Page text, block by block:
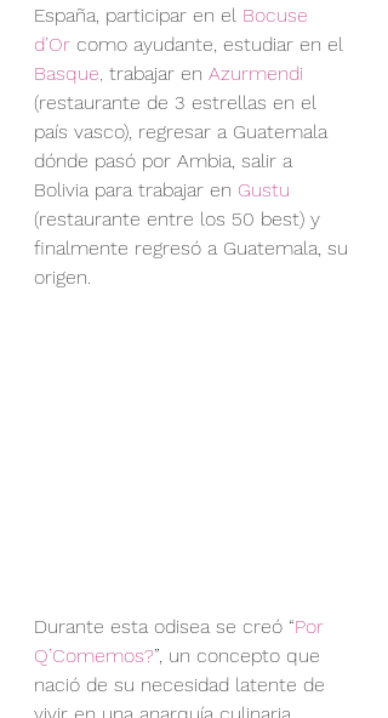
España, participar en el Bocuse
d’Or como ayudante, estudiar en el
Basque, trabajar en Azurmendi
(restaurante de 3 estrellas en el
país vasco), regresar a Guatemala
dónde pasó por Ambia, salir a
Bolivia para trabajar en Gustu
(restaurante entre los 50 best) y
finalmente regresó a Guatemala, su
origen.
Durante esta odisea se creó “Por
Q’Comemos?”, un concepto que
nació de su necesidad latente de